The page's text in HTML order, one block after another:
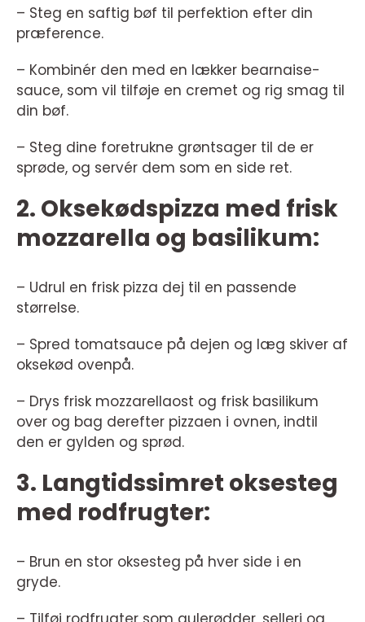
– Steg en saftig bøf til perfektion efter din
præference.
– Kombinér den med en lækker bearnaise-
sauce, som vil tilføje en cremet og rig smag til
din bøf.
– Steg dine foretrukne grøntsager til de er
sprøde, og servér dem som en side ret.
2. Oksekødspizza med frisk
mozzarella og basilikum:
– Udrul en frisk pizza dej til en passende
størrelse.
– Spred tomatsauce på dejen og læg skiver af
oksekød ovenpå.
– Drys frisk mozzarellaost og frisk basilikum
over og bag derefter pizzaen i ovnen, indtil
den er gylden og sprød.
3. Langtidssimret oksesteg
med rodfrugter:
– Brun en stor oksesteg på hver side i en
gryde.